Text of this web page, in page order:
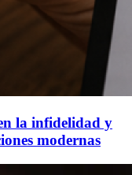
la infidelidad y
modernas